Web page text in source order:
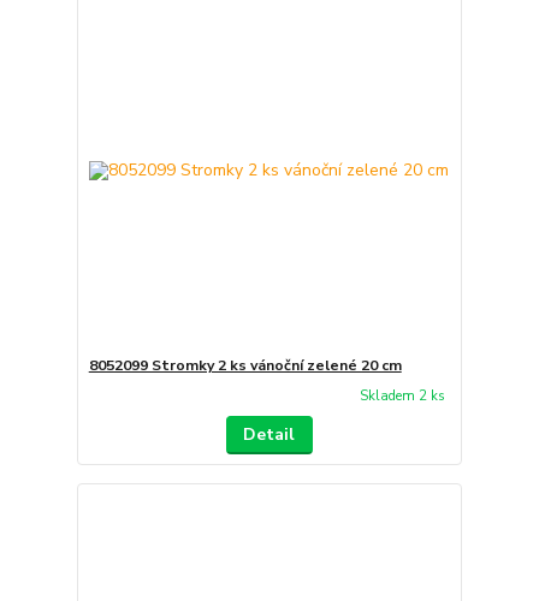
8052099 Stromky 2 ks vánoční zelené 20 cm
Skladem 2 ks
Detail